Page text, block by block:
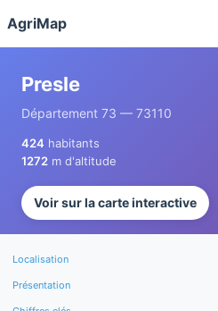
AgriMap
Presle
Département 73 — 73110
424 habitants
1272 m d'altitude
Voir sur la carte interactive
Localisation
Présentation